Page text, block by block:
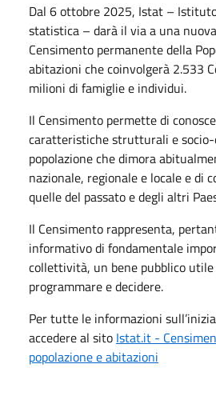
Dal 6 ottobre 2025, Istat –
statistica – darà il via a una
Censimento permanente della
abitazioni che coinvolgerà 2.533
milioni di famiglie e individui.
Il Censimento permette di
caratteristiche strutturali e socio-
popolazione che dimora
nazionale, regionale e locale e di
quelle del passato e degli altri
Il Censimento rappresenta,
informativo di fondamentale
collettività, un bene pubblico
programmare e decidere.
Per tutte le informazioni
accedere al sito Istat.it -
popolazione e abitazioni